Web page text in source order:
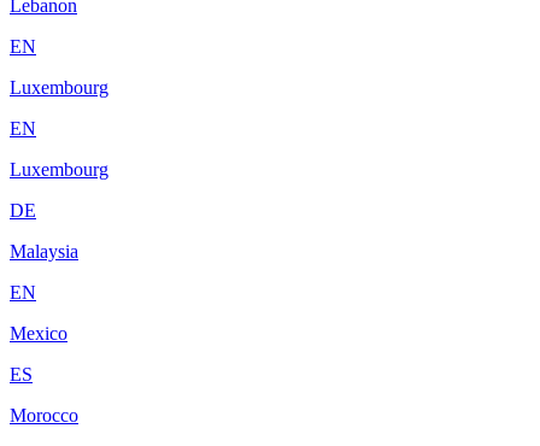
Lebanon
EN
Luxembourg
EN
Luxembourg
DE
Malaysia
EN
Mexico
ES
Morocco